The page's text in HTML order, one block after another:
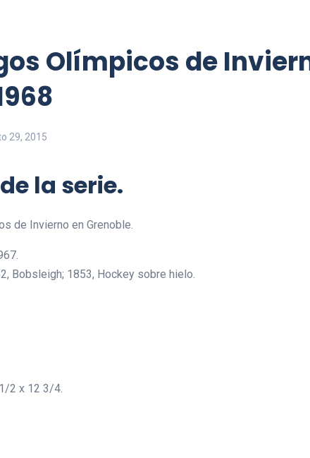
Olímpicos de
29, 2015
la serie.
de Invierno en Grenoble.
Bobsleigh; 1853, Hockey sobre hielo.
2 x 12 3/4.